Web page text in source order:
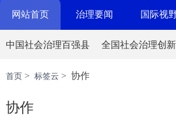
网站首页 治理要闻 国际视
中国社会治理百强县 全国社会治理创
首页 > 标签云 > 协作
协作